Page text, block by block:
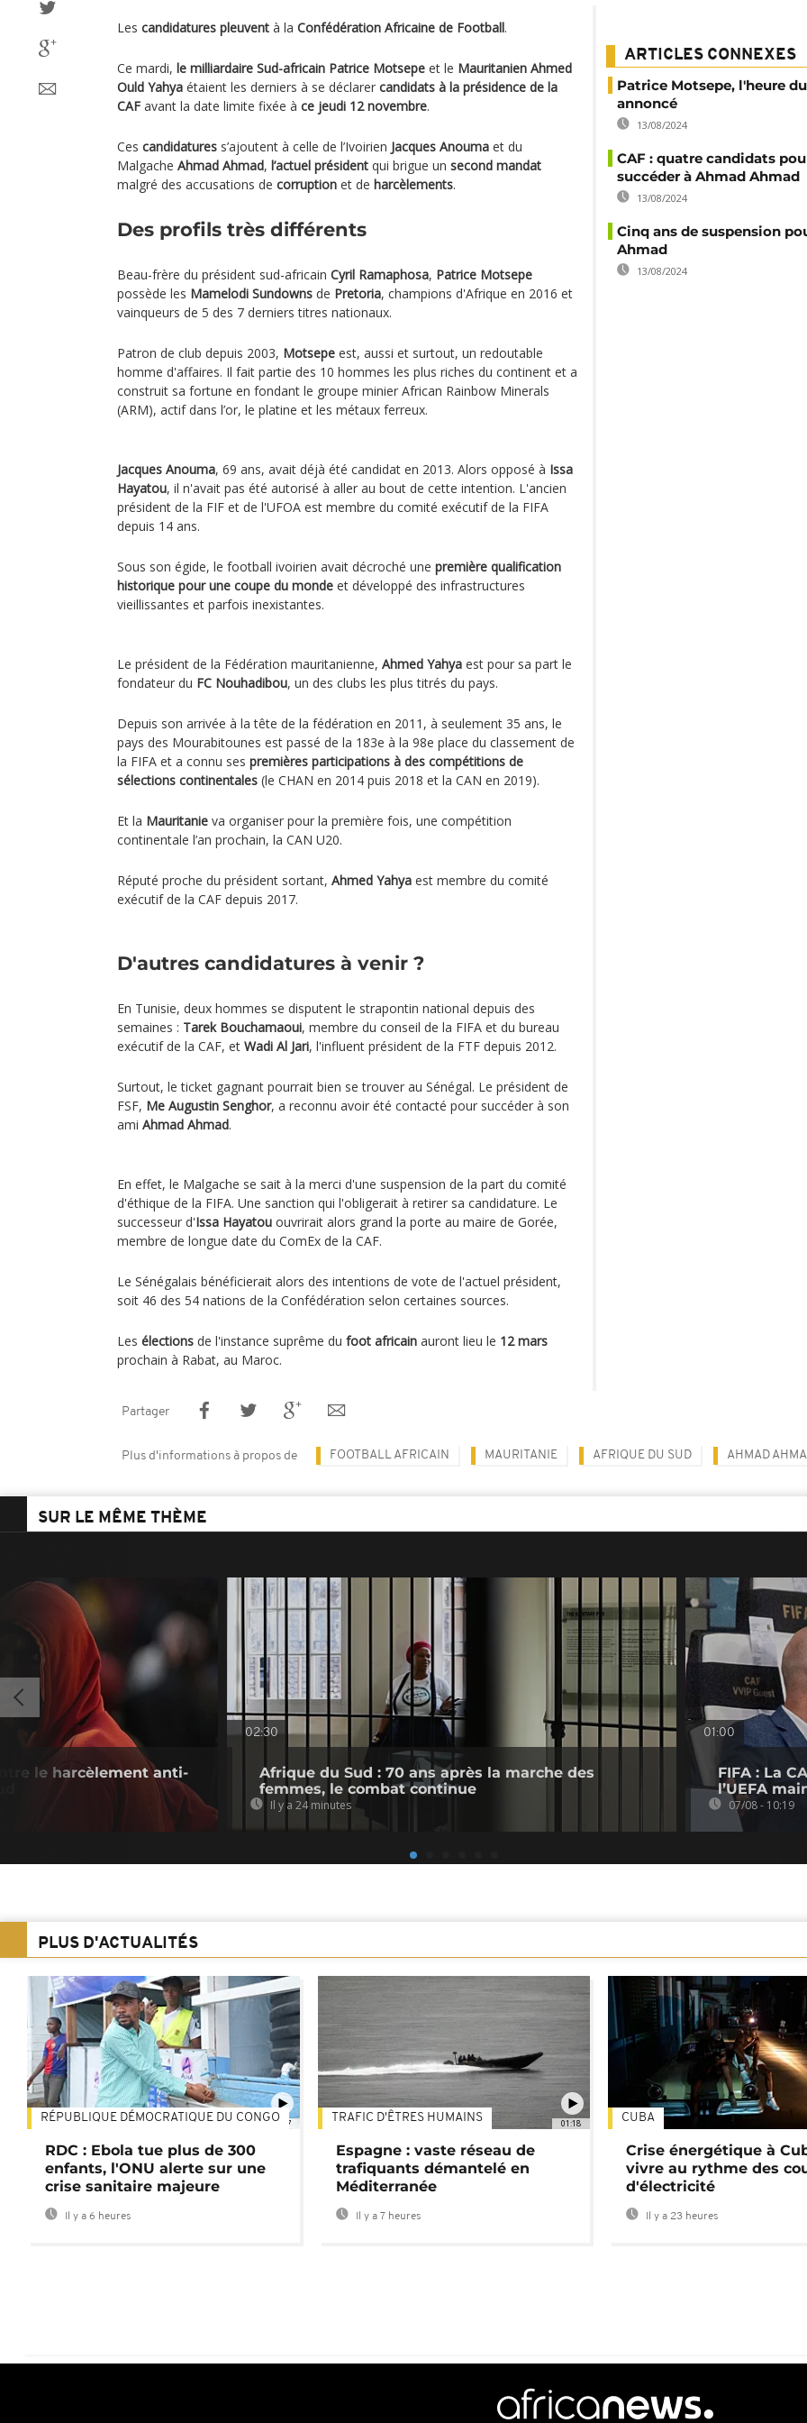
Les candidatures pleuvent à la Confédération Africaine de Football.
Ce mardi, le milliardaire Sud-africain Patrice Motsepe et le Mauritanien Ahmed
Ould Yahya étaient les derniers à se déclarer candidats à la présidence de la
CAF avant la date limite fixée à ce jeudi 12 novembre.
Ces candidatures s’ajoutent à celle de l’Ivoirien Jacques Anouma et du
Malgache Ahmad Ahmad, l’actuel président qui brigue un second mandat
malgré des accusations de corruption et de harcèlements.
Des profils très différents
Beau-frère du président sud-africain Cyril Ramaphosa, Patrice Motsepe
possède les Mamelodi Sundowns de Pretoria, champions d'Afrique en 2016 et
vainqueurs de 5 des 7 derniers titres nationaux.
Patron de club depuis 2003, Motsepe est, aussi et surtout, un redoutable
homme d'affaires. Il fait partie des 10 hommes les plus riches du continent et a
construit sa fortune en fondant le groupe minier African Rainbow Minerals
(ARM), actif dans l’or, le platine et les métaux ferreux.
Jacques Anouma, 69 ans, avait déjà été candidat en 2013. Alors opposé à Issa
Hayatou, il n'avait pas été autorisé à aller au bout de cette intention. L'ancien
président de la FIF et de l'UFOA est membre du comité exécutif de la FIFA
depuis 14 ans.
Sous son égide, le football ivoirien avait décroché une première qualification
historique pour une coupe du monde et développé des infrastructures
vieillissantes et parfois inexistantes.
Le président de la Fédération mauritanienne, Ahmed Yahya est pour sa part le
fondateur du FC Nouhadibou, un des clubs les plus titrés du pays.
Depuis son arrivée à la tête de la fédération en 2011, à seulement 35 ans, le
pays des Mourabitounes est passé de la 183e à la 98e place du classement de
la FIFA et a connu ses premières participations à des compétitions de
sélections continentales (le CHAN en 2014 puis 2018 et la CAN en 2019).
Et la Mauritanie va organiser pour la première fois, une compétition
continentale l’an prochain, la CAN U20.
Réputé proche du président sortant, Ahmed Yahya est membre du comité
exécutif de la CAF depuis 2017.
D'autres candidatures à venir ?
En Tunisie, deux hommes se disputent le strapontin national depuis des
semaines : Tarek Bouchamaoui, membre du conseil de la FIFA et du bureau
exécutif de la CAF, et Wadi Al Jari, l'influent président de la FTF depuis 2012.
Surtout, le ticket gagnant pourrait bien se trouver au Sénégal. Le président de
FSF, Me Augustin Senghor, a reconnu avoir été contacté pour succéder à son
ami Ahmad Ahmad.
En effet, le Malgache se sait à la merci d'une suspension de la part du comité
d'éthique de la FIFA. Une sanction qui l'obligerait à retirer sa candidature. Le
successeur d'Issa Hayatou ouvrirait alors grand la porte au maire de Gorée,
membre de longue date du ComEx de la CAF.
Le Sénégalais bénéficierait alors des intentions de vote de l'actuel président,
soit 46 des 54 nations de la Confédération selon certaines sources.
Les élections de l'instance suprême du foot africain auront lieu le 12 mars
prochain à Rabat, au Maroc.
ARTICLES CONNEXES
Patrice Motsepe, l'heure
annoncé
13/08/2024
CAF : quatre candidats
succéder à Ahmad Ahmad
13/08/2024
Cinq ans de suspension
Ahmad
13/08/2024
Partager
Plus d'informations à propos de FOOTBALL AFRICAIN MAURITANIE AFRIQUE DU SUD AHMAD
SUR LE MÊME THÈME
le harcèlement anti-
02:30
Afrique du Sud : 70 ans après la marche des
femmes, le combat continue
Il y a 24 minutes
01:00
FIFA : La
l’UEFA
07/08 - 10:19
PLUS D'ACTUALITÉS
01:47
RÉPUBLIQUE DÉMOCRATIQUE DU CONGO
RDC : Ebola tue plus de 300
enfants, l'ONU alerte sur une
crise sanitaire majeure
Il y a 6 heures
01:18
TRAFIC D'ÊTRES HUMAINS
Espagne : vaste réseau de
trafiquants démantelé en
Méditerranée
Il y a 7 heures
CUBA
Crise énergétique à
vivre au rythme des
d'électricité
Il y a 23 heures